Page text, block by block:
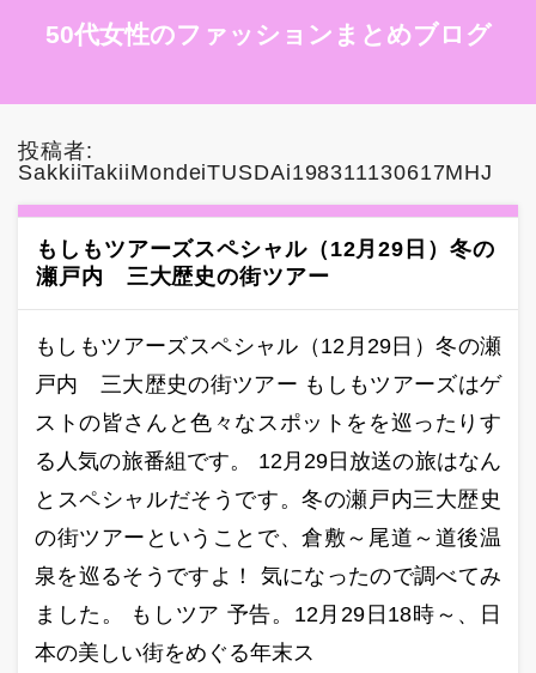
50代女性のファッションまとめブログ
投稿者:
SakkiiTakiiMondeiTUSDAi198311130617MHJ
もしもツアーズスペシャル（12月29日）冬の
瀬戸内 三大歴史の街ツアー
もしもツアーズスペシャル（12月29日）冬の瀬
戸内 三大歴史の街ツアー もしもツアーズはゲ
ストの皆さんと色々なスポットをを巡ったりす
る人気の旅番組です。 12月29日放送の旅はなん
とスペシャルだそうです。冬の瀬戸内三大歴史
の街ツアーということで、倉敷～尾道～道後温
泉を巡るそうですよ！ 気になったので調べてみ
ました。 もしツア 予告。12月29日18時～、日
本の美しい街をめぐる年末ス